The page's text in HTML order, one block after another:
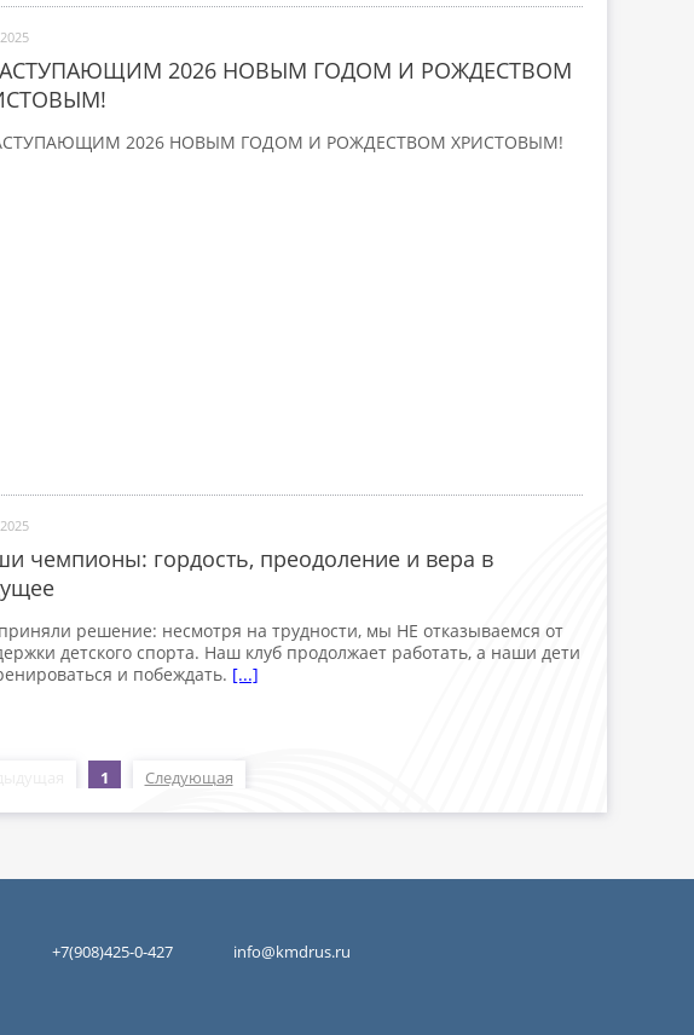
2026 НОВЫМ ГОДОМ И РОЖДЕСТВОМ
2026 НОВЫМ ГОДОМ И РОЖДЕСТВОМ ХРИСТОВЫМ!
чемпионы: гордость, преодоление и вера в
решение: несмотря на трудности, мы НЕ отказываемся от
детского спорта. Наш клуб продолжает работать, а наши дети
и побеждать. [...]
1 Следующая
+7(908)425-0-427 info@kmdrus.ru